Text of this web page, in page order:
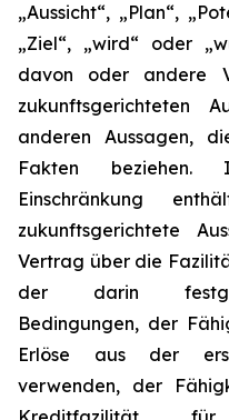
„Aussicht“, „Plan“,
„Ziel“, „wird“ oder
davon oder andere
zukunftsgerichteten
anderen Aussagen,
Fakten beziehen.
Einschränkung
zukunftsgerichtete
Vertrag über die
der darin
Bedingungen, der
Erlöse aus der
verwenden, der